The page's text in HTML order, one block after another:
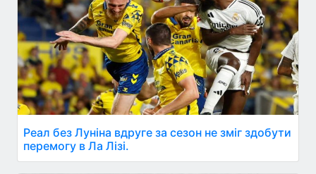
Реал без Луніна вдруге за сезон не зміг здобути
перемогу в Ла Лізі.